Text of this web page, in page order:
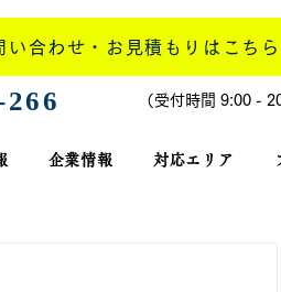
（受付時間 9:00 -
企業情報 対応エリア
い合わせ・お見積もりはこちら